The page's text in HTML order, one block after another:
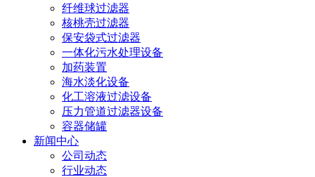
纤维球过滤器
核桃壳过滤器
保安袋式过滤器
一体化污水处理设备
加药装置
海水淡化设备
化工溶液过滤设备
压力管道过滤器设备
容器储罐
新闻中心
公司动态
行业动态